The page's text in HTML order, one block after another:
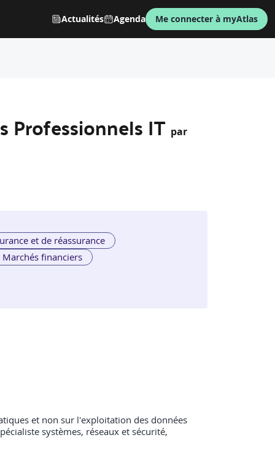
Actualités Agenda Me connecter à myAtlas
Professionnels IT par
et de réassurance
Marchés financiers
et non sur l'exploitation des données
systèmes, réseaux et sécurité,